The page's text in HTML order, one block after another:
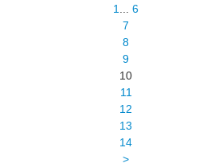
1... 6
7
8
9
10
11
12
13
14
>